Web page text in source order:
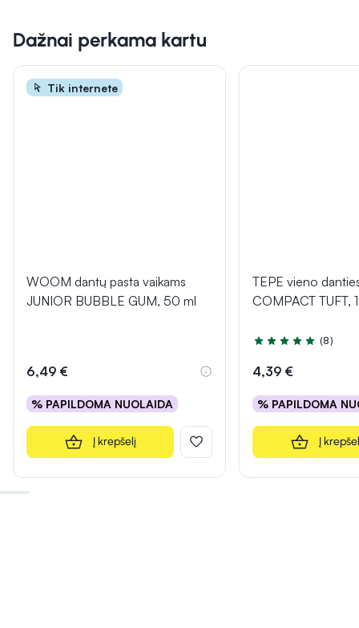
Dažnai perkama kartu
Tik internete
WOOM dantų pasta vaikams
JUNIOR BUBBLE GUM, 50 ml
6,49 €
% PAPILDOMA NUOLAIDA
Į krepšelį
TEPE vieno
COMPACT TUFT,
Įvertinimas 4.6 iš 5
(8)
4,39 €
% PAPILDOMA
Į